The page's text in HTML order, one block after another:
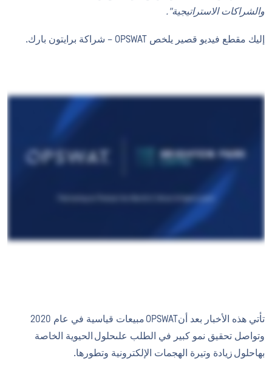
والشراكات الاستراتيجية".
إليك مقطع فيديو قصير يلخص OPSWAT – شراكة برايتون بارك.
تأتي هذه الأخبار بعد أنOPSWAT مبيعات قياسية في عام 2020
وتواصل تحقيق نمو كبير في الطلب علىحلول الحيوية الخاصة
بهاحلول زيادة وتيرة الهجمات الإلكترونية وتطورها.